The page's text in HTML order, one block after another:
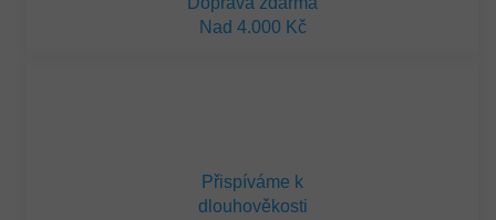
Nad 4.000 Kč
Přispíváme k
dlouhověkosti